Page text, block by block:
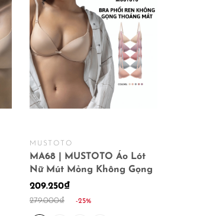
MUSTOTO
MA68 | MUSTOTO Áo Lót
Nữ Mút Mỏng Không Gọng
209.250₫
279.000₫ -25%